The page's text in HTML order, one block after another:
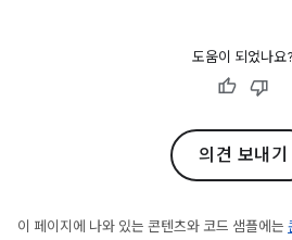
도움이 되었나요?
의견 보내기
이 페이지에 나와 있는 콘텐츠와 코드 샘플에는